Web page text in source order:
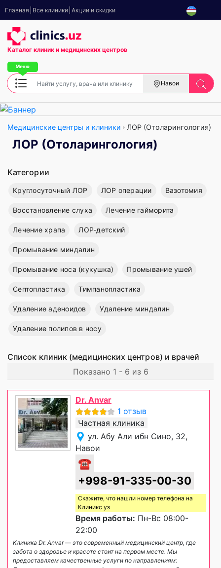
Главная Все клиники Акции и скидки
Каталог клиник и медицинских центров
Навои
Медицинские центры и клиники ЛОР (Отоларингология)
ЛОР (Отоларингология)
Категории
Круглосуточный ЛОР ЛОР операции Вазотомия
Восстановление слуха Лечение гайморита
Лечение храпа ЛОР-детский
Промывание миндалин
Промывание носа (кукушка) Промывание ушей
Септопластика Тимпанопластика
Удаление аденоидов Удаление миндалин
Удаление полипов в носу
Список клиник (медицинских центров) и врачей
Показано 1 - 6 из 6
Dr. Anvar
1 отзыв
Частная клиника
ул. Абу Али ибн Сино, 32,
Навои
☎
+998-91-335-00-30
Скажите, что нашли номер телефона на
Клиникс уз
Время работы: Пн-Вс 08:00-
22:00
Клиника Dr. Anvar — это современный медицинский центр, где
забота о здоровье и красоте стоит на первом месте. Мы
предоставляем качественные услуги по направлениям: